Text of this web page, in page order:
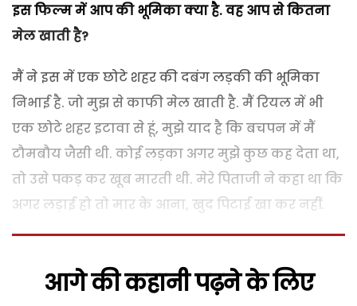
इस फिल्म में आप की भूमिका क्या है. वह आप से कितना
मेल खाती है?
मैं ने इस में एक छोटे शहर की दबंग लड़की की भूमिका
निभाई है. जो मुझ से काफी मेल खाती है. मैं रियल में भी
एक छोटे शहर इटावा से हूं, मुझे याद है कि बचपन में मैं
टौमबौय जैसी थी. कोई लड़का अगर मुझे कुछ कह देता था,
तो उसे पकड़ कर खूब मारती थी. मेरे पिताजी ने कहा था कि
अगर लड़ाई हो तो मार के आना, खुद पिटाई खा कर नहीं.
आगे की कहानी पढ़ने के लिए